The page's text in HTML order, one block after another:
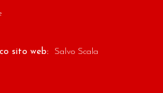
sito web: Salvo Scala